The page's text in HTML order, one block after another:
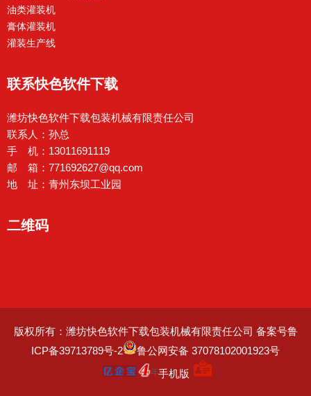
油类灌装机
膏体灌装机
灌装生产线
联系快色软件下载
潍坊快色软件下载包装机械有限责任公司
联系人：孙总
手 机：13011691119
邮 箱：771692627@qq.com
地 址：青州东坝工业园
二维码
版权所有：潍坊快色软件下载包装机械有限责任公司 备案号鲁
ICP备39713789号-2
鲁公网安备 37078102001923号
手机版